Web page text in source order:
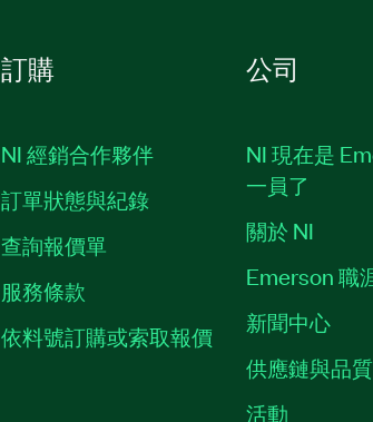
訂購
NI 經銷合作夥伴
訂單狀態與紀錄
查詢報價單
服務條款
依料號訂購或索取報價
公司
NI 現在是
一員了
關於 NI
Emerson 職
新聞中心
供應鏈與品質
活動